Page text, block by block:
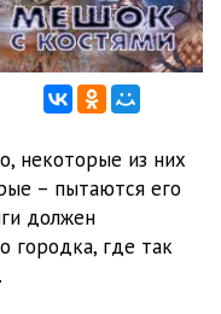
некоторые из них
– пытаются его
должен
городка, где так